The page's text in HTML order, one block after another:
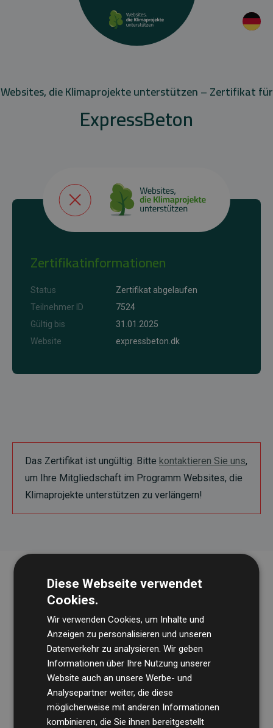
Websites, die Klimaprojekte unterstützen – Zertifikat für
ExpressBeton
Zertifikatinformationen
Status
Zertifikat abgelaufen
Teilnehmer ID
7524
Gültig bis
31.01.2025
Website
expressbeton.dk
Das Zertifikat ist ungültig. Bitte kontaktieren Sie uns,
um Ihre Mitgliedschaft im Programm Websites, die
Klimaprojekte unterstützen zu verlängern!
Die Wirtschaftsprüfungsgesellschaft BDOüberprüft
regelmäßig unsere Berechnungen und Methodik, um
Transparenz und Verlässlichkeit sicherzustellen.
Ihre Prüfungen belegen, dass unsere Investitionen in
Diese Webseite verwendet
Cookies.
Wir verwenden Cookies, um Inhalte und
Anzeigen zu personalisieren und unseren
Datenverkehr zu analysieren. Wir geben
Informationen über Ihre Nutzung unserer
Website auch an unsere Werbe- und
Analysepartner weiter, die diese
möglicherweise mit anderen Informationen
kombinieren, die Sie ihnen bereitgestellt